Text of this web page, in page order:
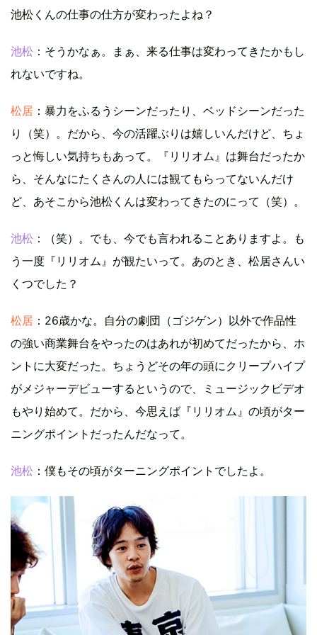
池松くんの仕事の仕方が変わったよね？
池松 ：そうかなぁ。まぁ、来る仕事は変わってきたかもし
れないですね。
松居 ：暴力をふるうシーンだったり、ベッドシーンだった
り（笑）。だから、今の活躍ぶりは嬉しいんだけど、ちょ
っと悔しい気持ちもあって。『リリオム』は舞台だったか
ら、そんなにたくさんの人には観てもらってないんだけ
ど、あそこから池松くんは変わってきたのにって（笑）。
池松 ：（笑）。でも、今でも言われることありますよ。も
う一度『リリオム』が観たいって。あのとき、松居さんい
くつでした？
松居 ：26歳かな。自分の劇団（ゴジゲン）以外で作品性
の強い商業舞台をやったのはあれが初めてだったから、ホ
ントに大変だった。ちょうどその年の頭にクリープハイプ
がメジャーデビューするというので、ミュージックビデオ
もやり始めて。だから、今思えば『リリオム』の頃がター
ニングポイントだったんだなって。
池松 ：僕もその頃がターニングポイントでしたよ。